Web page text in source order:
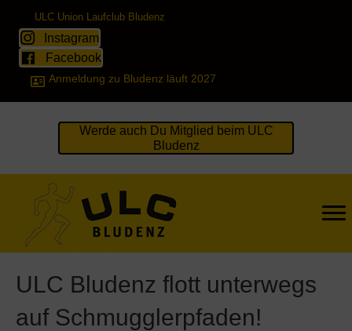
ULC Union Laufclub Bludenz
Instagram
Facebook
Anmeldung zu Bludenz läuft 2027
Werde auch Du Mitglied beim ULC
Bludenz
ULC Bludenz flott unterwegs
auf Schmugglerpfaden!